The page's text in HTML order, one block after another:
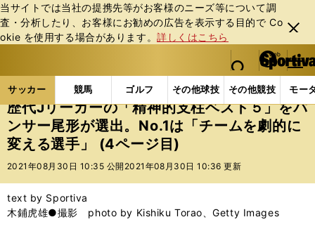
当サイトでは当社の提携先等がお客様のニーズ等について調
査・分析したり、お客様にお勧めの広告を表⽰する⽬的で Co
okie を使⽤する場合があります。詳しくはこちら
閉じ
る
web Sportiva (webスポルティーバ)
検索
マイペ
ー
ジ
メニュ
サッカー 競馬 ゴルフ その他球技 その他競技 モー
ス
ポ
ル
テ
ー
バ
サッカーの記事一覧 Jリーグ他 歴代Jリーガーの「
歴代Jリーガーの「精神的支柱ベスト５」をパ
ンサー尾形が選出。No.1は「チームを劇的に
変える選手」 (4ページ目)
2021年08月30日 10:35 公開 2021年08月30日 10:36 更新
text by Sportiva
木鋪虎雄●撮影 photo by Kishiku Torao、Getty Images